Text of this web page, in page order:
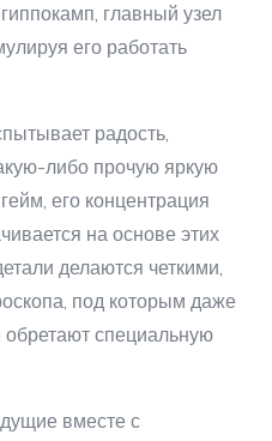
главный узел
его работать
радость,
либо прочую яркую
его концентрация
на основе этих
делаются четкими,
под которым даже
специальную
вместе с